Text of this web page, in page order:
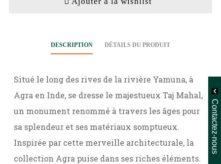
DESCRIPTION DÉTAILS DU PRODUIT
Situé le long des rives de la rivière Yamuna, à
Agra en Inde, se dresse le majestueux Taj Mahal,
un monument renommé à travers les âges pour
sa splendeur et ses matériaux somptueux.
Inspirée par cette merveille architecturale, la
collection Agra puise dans ses riches éléments.
Contactez-nous